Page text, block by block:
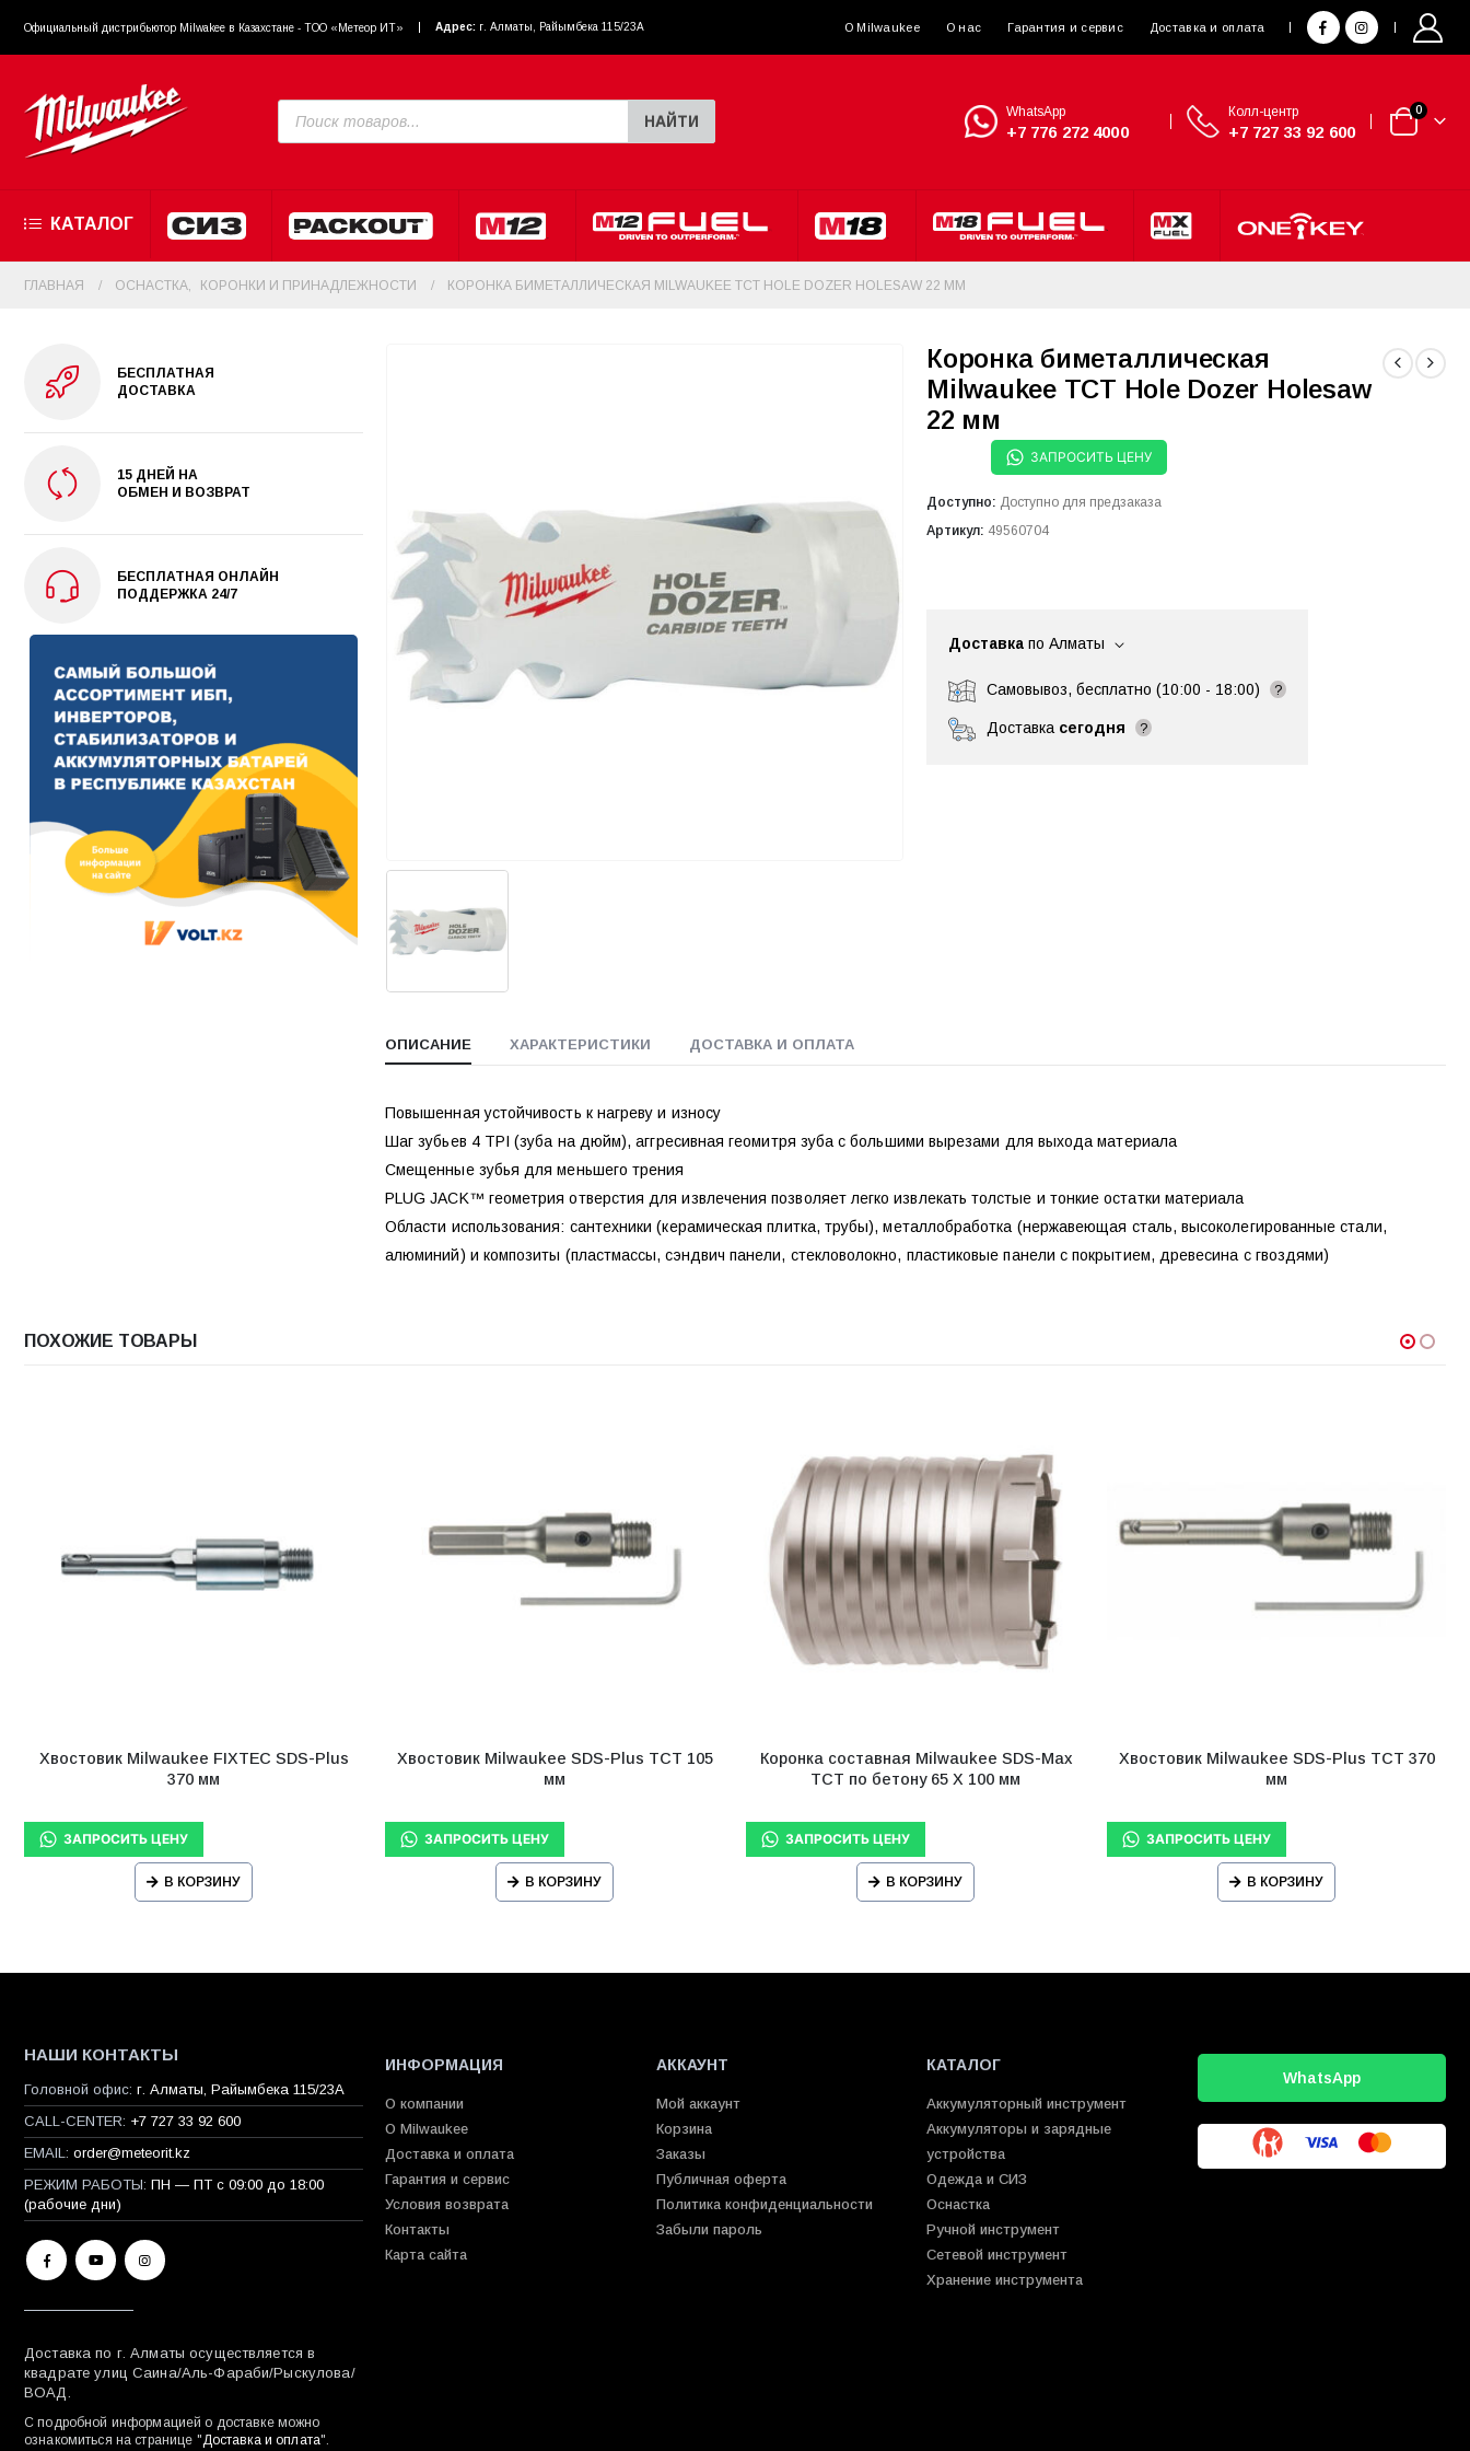
Официальный диcтрибьютор Milwakee в Казахстане - ТОО «Метеор ИТ» Адрес: г. Алматы, Райымбека 115/23A О Milwaukee О нас Гарантия и сервис Доставка и оплата
НАЙТИ
WhatsApp
+7 776 272 4000
Колл-центр
+7 727 33 92 600
0
КАТАЛОГ
ГЛАВНАЯ ОСНАСТКА КОРОНКИ И ПРИНАДЛЕЖНОСТИ КОРОНКА БИМЕТАЛЛИЧЕСКАЯ MILWAUKEE TCT HOLE DOZER HOLESAW 22 ММ
Коронка биметаллическая
Milwaukee TCT Hole Dozer Holesaw
22 мм
ЗАПРОСИТЬ ЦЕНУ
Доступно: Доступно для предзаказа
Артикул: 49560704
Доставка по Алматы
Самовывоз, бесплатно (10:00 - 18:00) ?
Доставка сегодня ?
ОПИСАНИЕ ХАРАКТЕРИСТИКИ ДОСТАВКА И ОПЛАТА
Повышенная устойчивость к нагреву и износу
Шаг зубьев 4 TPI (зуба на дюйм), аггресивная геомитря зуба с большими вырезами для выхода материала
Смещенные зубья для меньшего трения
PLUG JACK™ геометрия отверстия для извлечения позволяет легко извлекать толстые и тонкие остатки материала
Области использования: сантехники (керамическая плитка, трубы), металлобработка (нержавеющая сталь, высоколегированные стали,
алюминий) и композиты (пластмассы, сэндвич панели, стекловолокно, пластиковые панели с покрытием, древесина с гвоздями)
БЕСПЛАТНАЯ
ДОСТАВКА
15 ДНЕЙ НА
ОБМЕН И ВОЗВРАТ
БЕСПЛАТНАЯ ОНЛАЙН
ПОДДЕРЖКА 24/7
ПОХОЖИЕ ТОВАРЫ
Хвостовик Milwaukee FIXTEC SDS-Plus
370 мм
В КОРЗИНУ
Хвостовик Milwaukee SDS-Plus TCT 105
мм
В КОРЗИНУ
Коронка составная Milwaukee SDS-Max
ТСТ по бетону 65 X 100 мм
В КОРЗИНУ
Хвостовик Milwaukee SDS-Plus TCT 370
мм
В КОРЗИНУ
НАШИ КОНТАКТЫ
Головной офис: г. Алматы, Райымбека 115/23A
CALL-CENTER: +7 727 33 92 600
EMAIL: order@meteorit.kz
РЕЖИМ РАБОТЫ: ПН — ПТ с 09:00 до 18:00
(рабочие дни)
Доставка по г. Алматы осуществляется в
квадрате улиц Саина/Аль-Фараби/Рыскулова/
ВОАД.
С подробной информацией о доставке можно
ознакомиться на странице "Доставка и оплата".
ИНФОРМАЦИЯ
О компании
О Milwaukee
Доставка и оплата
Гарантия и сервис
Условия возврата
Контакты
Карта сайта
АККАУНТ
Мой аккаунт
Корзина
Заказы
Публичная оферта
Политика конфиденциальности
Забыли пароль
КАТАЛОГ
Аккумуляторный инструмент
Аккумуляторы и зарядные
устройства
Одежда и СИЗ
Оснастка
Ручной инструмент
Сетевой инструмент
Хранение инструмента
WhatsApp